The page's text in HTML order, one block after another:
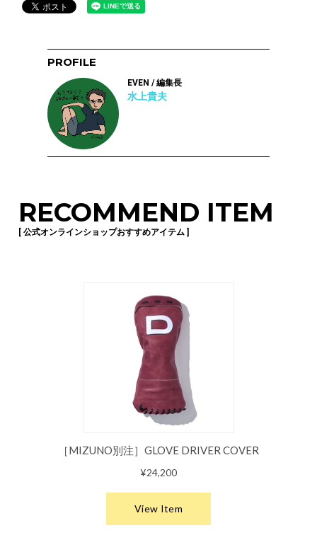
PROFILE
EVEN / 編集長
水上貴夫
RECOMMEND ITEM
[ 公式オンラインショップおすすめアイテム ]